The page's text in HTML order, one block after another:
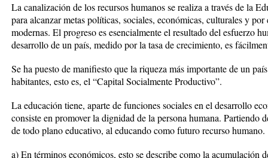
La canalización de los recursos humanos se realiza a través de la
para alcanzar metas políticas, sociales, económicas, culturales y
modernas. El progreso es esencialmente el resultado del esfuerzo
desarrollo de un país, medido por la tasa de crecimiento, es
Se ha puesto de manifiesto que la riqueza más importante de un
habitantes, esto es, el “Capital Socialmente Productivo”.
La educación tiene, aparte de funciones sociales en el desarrollo
consiste en promover la dignidad de la persona humana. Partiendo
de todo plano educativo, al educando como futuro recurso humano.
a) En términos económicos, esto se describe como la acumulación